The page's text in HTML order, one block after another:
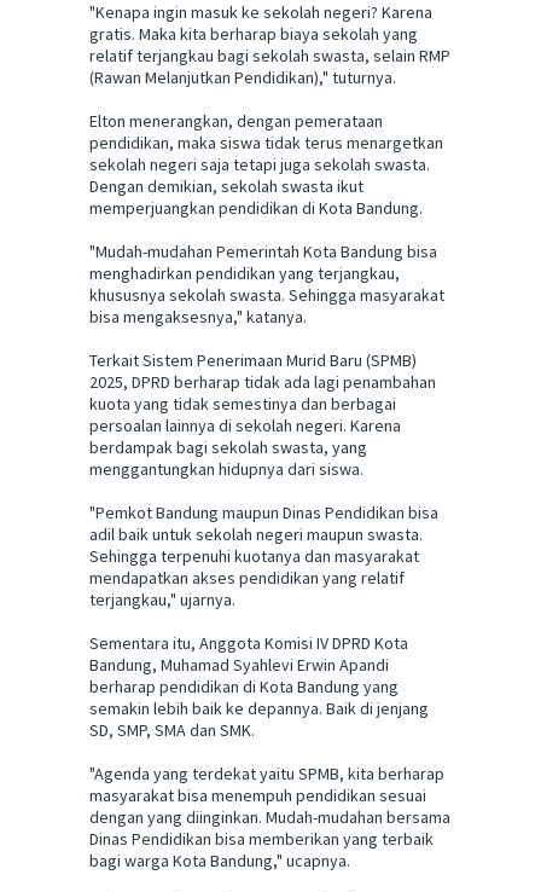
"Kenapa ingin masuk ke sekolah negeri? Karena
gratis. Maka kita berharap biaya sekolah yang
relatif terjangkau bagi sekolah swasta, selain RMP
(Rawan Melanjutkan Pendidikan)," tuturnya.
Elton menerangkan, dengan pemerataan
pendidikan, maka siswa tidak terus menargetkan
sekolah negeri saja tetapi juga sekolah swasta.
Dengan demikian, sekolah swasta ikut
memperjuangkan pendidikan di Kota Bandung.
"Mudah-mudahan Pemerintah Kota Bandung bisa
menghadirkan pendidikan yang terjangkau,
khususnya sekolah swasta. Sehingga masyarakat
bisa mengaksesnya," katanya.
Terkait Sistem Penerimaan Murid Baru (SPMB)
2025, DPRD berharap tidak ada lagi penambahan
kuota yang tidak semestinya dan berbagai
persoalan lainnya di sekolah negeri. Karena
berdampak bagi sekolah swasta, yang
menggantungkan hidupnya dari siswa.
"Pemkot Bandung maupun Dinas Pendidikan bisa
adil baik untuk sekolah negeri maupun swasta.
Sehingga terpenuhi kuotanya dan masyarakat
mendapatkan akses pendidikan yang relatif
terjangkau," ujarnya.
Sementara itu, Anggota Komisi IV DPRD Kota
Bandung, Muhamad Syahlevi Erwin Apandi
berharap pendidikan di Kota Bandung yang
semakin lebih baik ke depannya. Baik di jenjang
SD, SMP, SMA dan SMK.
"Agenda yang terdekat yaitu SPMB, kita berharap
masyarakat bisa menempuh pendidikan sesuai
dengan yang diinginkan. Mudah-mudahan bersama
Dinas Pendidikan bisa memberikan yang terbaik
bagi warga Kota Bandung," ucapnya.